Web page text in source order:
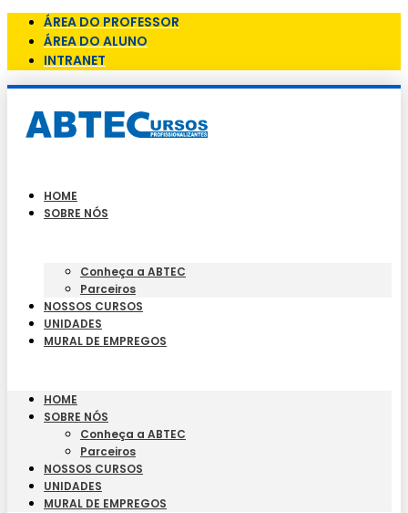
ÁREA DO PROFESSOR
ÁREA DO ALUNO
INTRANET
HOME
SOBRE NÓS
Conheça a ABTEC
Parceiros
NOSSOS CURSOS
UNIDADES
MURAL DE EMPREGOS
HOME
SOBRE NÓS
Conheça a ABTEC
Parceiros
NOSSOS CURSOS
UNIDADES
MURAL DE EMPREGOS